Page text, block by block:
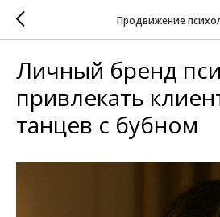
Продвижение
Личный бренд
привлекать
танцев с бубном